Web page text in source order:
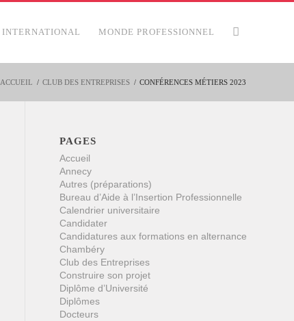
INTERNATIONAL MONDE PROFESSIONNEL
ACCUEIL / CLUB DES ENTREPRISES / CONFÉRENCES MÉTIERS 2023
PAGES
Accueil
Annecy
Autres (préparations)
Bureau d’Aide à l’Insertion Professionnelle
Calendrier universitaire
Candidater
Candidatures aux formations en alternance
Chambéry
Club des Entreprises
Construire son projet
Diplôme d’Université
Diplômes
Docteurs